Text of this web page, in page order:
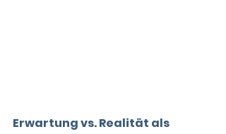
Erwartung vs. Realität als